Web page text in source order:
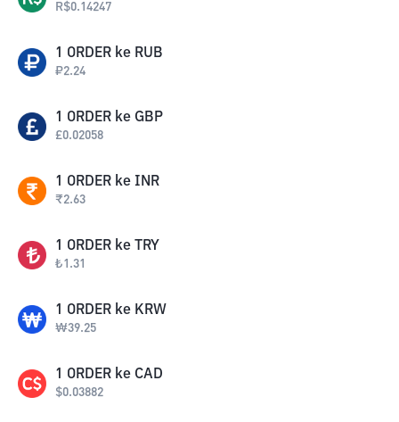
R$0.14247
1 ORDER ke RUB
₽2.24
1 ORDER ke GBP
£0.02058
1 ORDER ke INR
₹2.63
1 ORDER ke TRY
₺1.31
1 ORDER ke KRW
₩39.25
1 ORDER ke CAD
$0.03882